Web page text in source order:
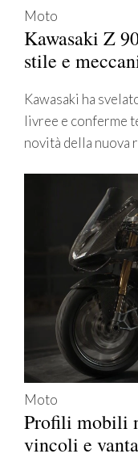
Moto
Kawasaki Z
stile e
Kawasaki ha
livree e conferme
novità della nuova
Moto
Profili mobili
vincoli e